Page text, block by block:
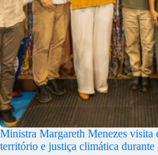
Ministra Margareth Menezes visita
território e justiça climática durante